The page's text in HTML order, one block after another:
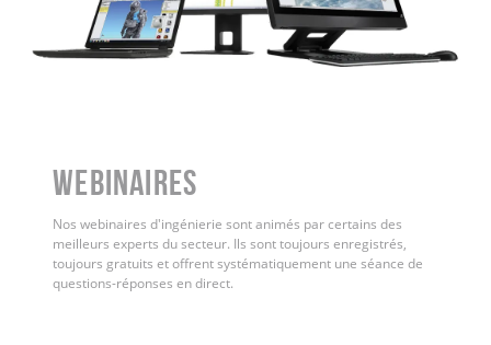
WEBINAIRES
Nos webinaires d'ingénierie sont animés par certains des
meilleurs experts du secteur. Ils sont toujours enregistrés,
toujours gratuits et offrent systématiquement une séance de
questions-réponses en direct.